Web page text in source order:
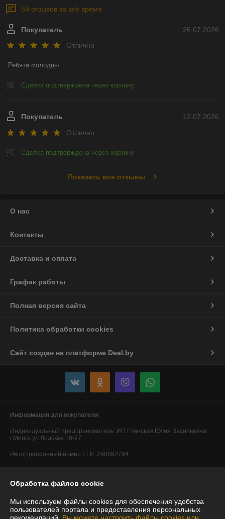
59 отзывов за всё время
26.07.2026
Покупатель
Отлично
Ребята молодцы.
Сделка подтверждена через корзину
12.07.2026
Покупатель
Отлично
Сделка подтверждена через корзину
Показать все отзывы
О нас
Контакты
Доставка и оплата
График работы
Полная версия сайта
Политика обработки cookies
Сайт создан на платформе Deal.by
Информация для покупателя
Индивидуальный предприниматель: ИП Глинская Юлия Васильевна
г.Минск ул.Лидская 16-97
Регистрационный номер ЕГР: 290592794
Регистрационный орган: Минский горисполком
Дата регистрации компании: 20.05.2014
Обработка файлов cookie
Мы используем файлы cookies для обеспечения удобства
пользователей портала и предоставления персональных